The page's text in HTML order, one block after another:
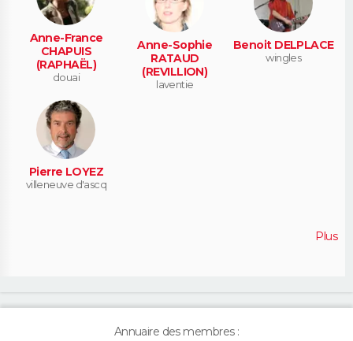
Anne-France
CHAPUIS
(RAPHAËL)
douai
Anne-Sophie
RATAUD
(REVILLION)
laventie
Benoit DELPLACE
wingles
Pierre LOYEZ
villeneuve d'ascq
Plus
Annuaire des membres :